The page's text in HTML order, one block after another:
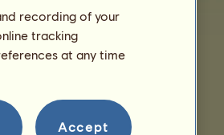
recording of your
tracking
at any time
Accept